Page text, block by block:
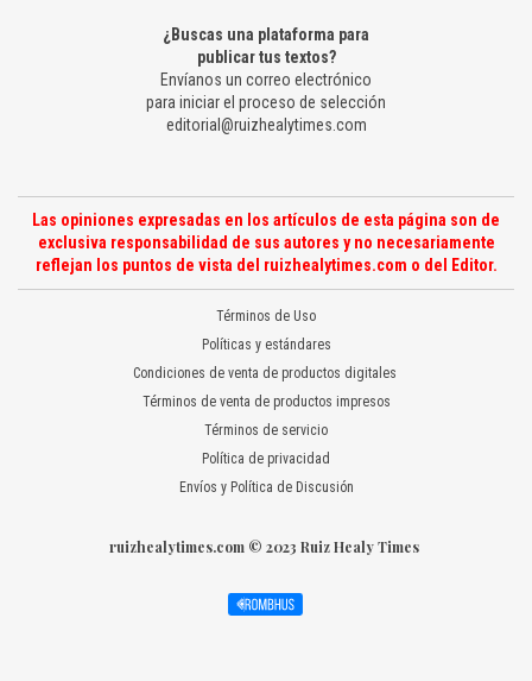
¿Buscas una plataforma para
publicar tus textos?
Envíanos un correo electrónico
para iniciar el proceso de selección
editorial@ruizhealytimes.com
Las opiniones expresadas en los artículos de esta página son de
exclusiva responsabilidad de sus autores y no necesariamente
reflejan los puntos de vista del ruizhealytimes.com o del Editor.
Términos de Uso
Políticas y estándares
Condiciones de venta de productos digitales
Términos de venta de productos impresos
Términos de servicio
Política de privacidad
Envíos y Política de Discusión
ruizhealytimes.com © 2023 Ruiz Healy Times